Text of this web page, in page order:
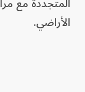
الأراضي.